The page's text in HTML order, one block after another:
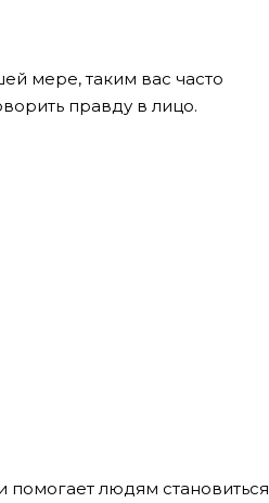
мере, таким вас часто
правду в лицо.
помогает людям становиться